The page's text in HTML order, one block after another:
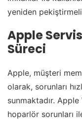
yeniden
Apple
Süreci
Apple, müşteri
olarak, sorunları
sunmaktadır. Apple
hoparlör sorunları